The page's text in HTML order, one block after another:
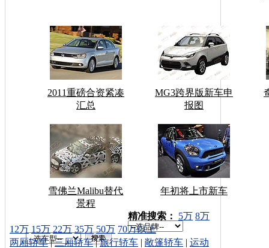
2011重磅合资紧凑
汇总
MG3跨界版新车申
报图
雪佛兰Malibu替代
景程
年初将上市新车
车型搜索：
精准搜索： 5万 8万
12万 15万 22万 35万 50万 70万以上
两厢轿车|三厢轿车|旅行轿车 | 敞篷轿车 | 运动